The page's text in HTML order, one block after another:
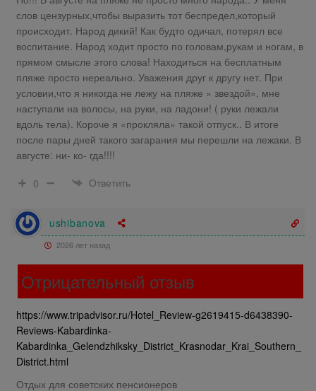
слов цензурных,чтобы выразить тот беспредел,который
происходит. Народ дикий! Как будто одичал, потерял все
воспитание. Народ ходит просто по головам,рукам и ногам, в
прямом смысле этого слова! Находиться на бесплатным
пляже просто нереально. Уважения друг к другу нет. При
условии,что я никогда не лежу на пляже » звездой», мне
наступали на волосы, на руки, на ладони! ( руки лежали
вдоль тела). Короче я «прокляла» такой отпуск.. В итоге
после пары дней такого загарания мы перешли на лежаки. В
августе: ни- ко- гда!!!!
0
Ответить
ushibanova
2026 лет назад
Отрицательный отзыв
https://www.tripadvisor.ru/Hotel_Review-g2619415-d6438390-
Reviews-Kabardinka-
Kabardinka_Gelendzhiksky_District_Krasnodar_Krai_Southern_
District.html
Отдых для советских пенсионеров